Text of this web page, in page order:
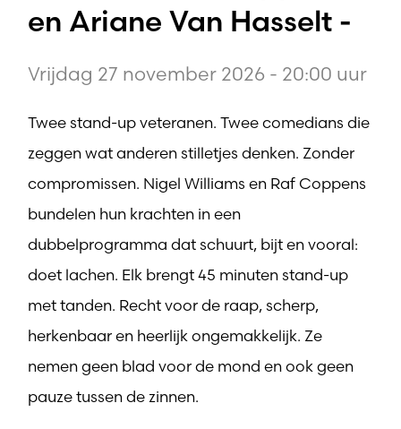
en Ariane Van Hasselt -
Vrijdag 27 november 2026 - 20:00 uur
Twee stand-up veteranen. Twee comedians die
zeggen wat anderen stilletjes denken. Zonder
compromissen. Nigel Williams en Raf Coppens
bundelen hun krachten in een
dubbelprogramma dat schuurt, bijt en vooral:
doet lachen. Elk brengt 45 minuten stand-up
met tanden. Recht voor de raap, scherp,
herkenbaar en heerlijk ongemakkelijk. Ze
nemen geen blad voor de mond en ook geen
pauze tussen de zinnen.